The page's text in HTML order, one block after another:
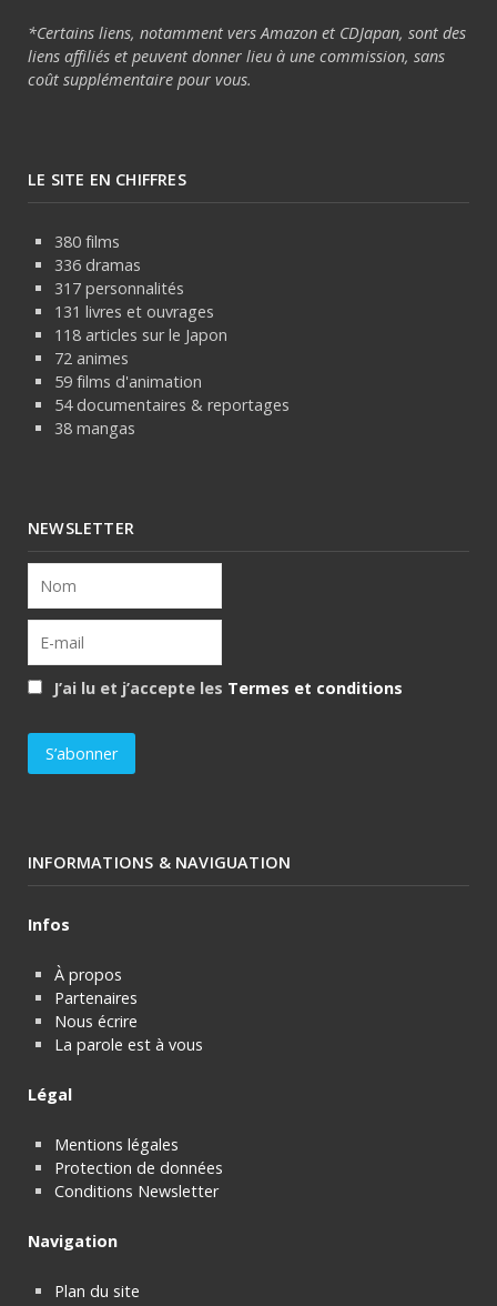
*Certains liens, notamment vers Amazon et CDJapan, sont des
liens affiliés et peuvent donner lieu à une commission, sans
coût supplémentaire pour vous.
LE SITE EN CHIFFRES
380 films
336 dramas
317 personnalités
131 livres et ouvrages
118 articles sur le Japon
72 animes
59 films d'animation
54 documentaires & reportages
38 mangas
NEWSLETTER
J’ai lu et j’accepte les Termes et conditions
INFORMATIONS & NAVIGUATION
Infos
À propos
Partenaires
Nous écrire
La parole est à vous
Légal
Mentions légales
Protection de données
Conditions Newsletter
Navigation
Plan du site